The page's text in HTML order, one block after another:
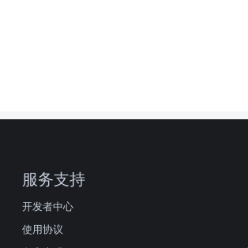
服务支持
开发者中心
使用协议